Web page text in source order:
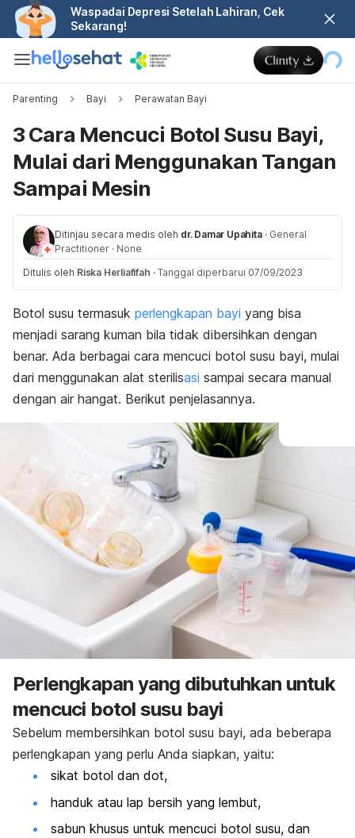
Waspadai Depresi Setelah Lahiran, Cek
Sekarang!
Parenting Bayi Perawatan Bayi
3 Cara Mencuci Botol Susu Bayi,
Mulai dari Menggunakan Tangan
Sampai Mesin
Ditinjau secara medis oleh dr. Damar Upahita · General
Practitioner · None
Ditulis oleh Riska Herliafifah · Tanggal diperbarui 07/09/2023
Botol susu termasuk perlengkapan bayi yang bisa
menjadi sarang kuman bila tidak dibersihkan dengan
benar. Ada berbagai cara mencuci botol susu bayi, mulai
dari menggunakan alat sterilisasi sampai secara manual
dengan air hangat. Berikut penjelasannya.
Perlengkapan yang dibutuhkan untuk
mencuci botol susu bayi
Sebelum membersihkan botol susu bayi, ada beberapa
perlengkapan yang perlu Anda siapkan, yaitu:
sikat botol dan dot,
handuk atau lap bersih yang lembut,
sabun khusus untuk mencuci botol susu, dan